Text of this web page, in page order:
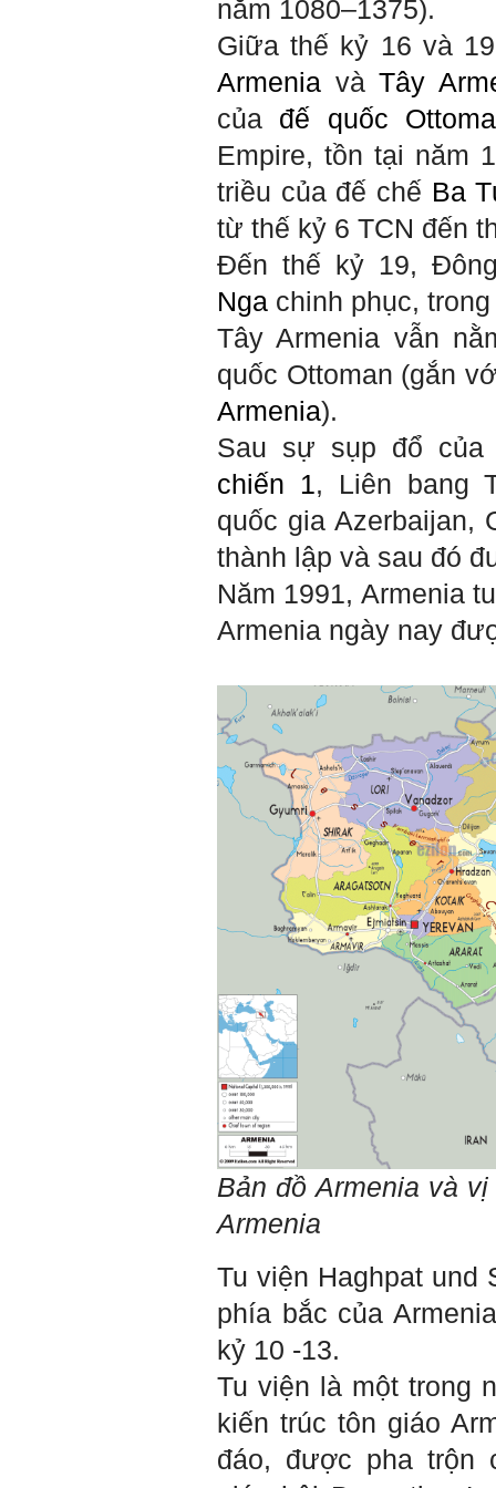
năm 1080–1375).
Giữa thế kỷ 16 và
Armenia vàTây
của đế quốc
Empire, tồn tại năm
triều của đế chế Ba
từ thế kỷ 6 TCN đến
Đến thế kỷ 19,
Nga chinh phục,
Tây Armenia vẫn
quốc Ottoman (gắn
Armenia).
Sau sự sụp đổ
chiến 1, Liên bang
quốc gia Azerbaijan,
thành lập và sau đó
Năm 1991, Armenia
Armenia ngày nay
Bản đồArmenia và
Armenia
Tu viện Haghpat und
phía bắc của
kỷ 10 -13.
Tu viện là một trong
kiến trúc tôn giáo
đáo, được pha trộn